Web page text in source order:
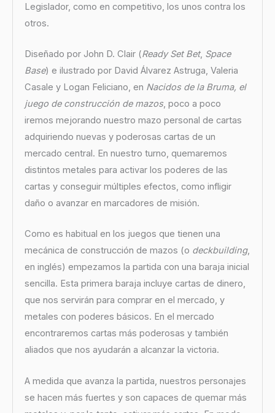
Legislador, como en competitivo, los unos contra los
otros.
Diseñado por John D. Clair (Ready Set Bet, Space
Base) e ilustrado por David Álvarez Astruga, Valeria
Casale y Logan Feliciano, en Nacidos de la Bruma, el
juego de construcción de mazos, poco a poco
iremos mejorando nuestro mazo personal de cartas
adquiriendo nuevas y poderosas cartas de un
mercado central. En nuestro turno, quemaremos
distintos metales para activar los poderes de las
cartas y conseguir múltiples efectos, como infligir
daño o avanzar en marcadores de misión.
Como es habitual en los juegos que tienen una
mecánica de construcción de mazos (o deckbuilding,
en inglés) empezamos la partida con una baraja inicial
sencilla. Esta primera baraja incluye cartas de dinero,
que nos servirán para comprar en el mercado, y
metales con poderes básicos. En el mercado
encontraremos cartas más poderosas y también
aliados que nos ayudarán a alcanzar la victoria.
A medida que avanza la partida, nuestros personajes
se hacen más fuertes y son capaces de quemar más